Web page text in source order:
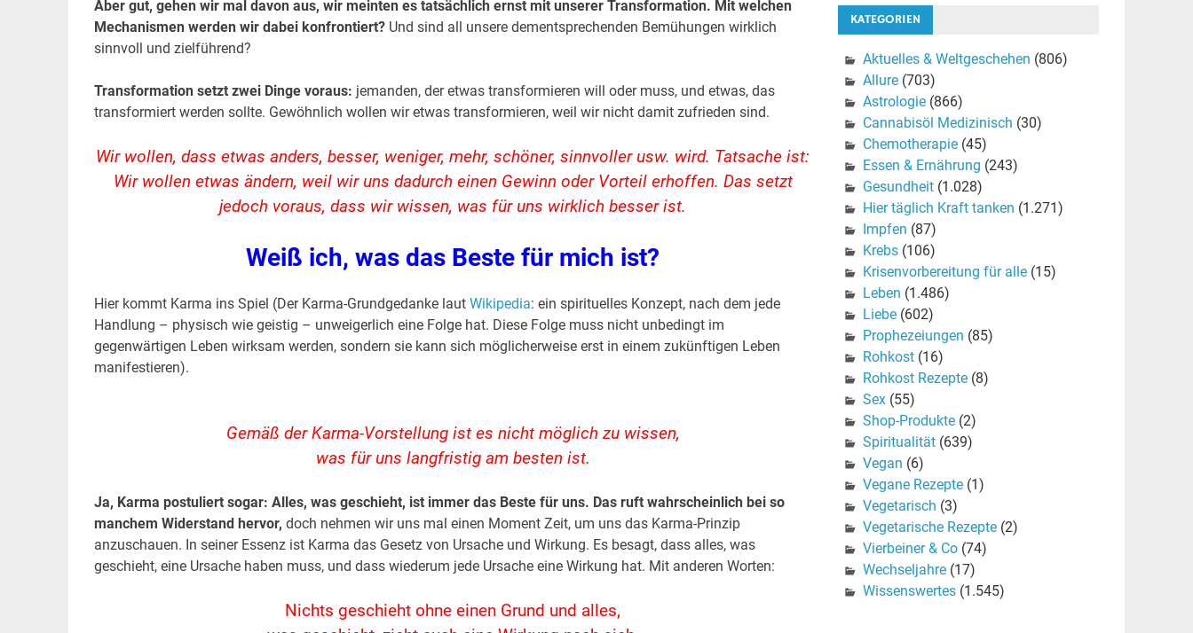
Aber gut, gehen wir mal davon aus, wir meinten es tatsächlich ernst mit unserer Transformation. Mit welchen
Mechanismen werden wir dabei konfrontiert?Und sind all unsere dementsprechenden Bemühungen wirklich
sinnvoll und zielführend?
Transformation setzt zwei Dinge voraus: jemanden, der etwas transformieren will oder muss, und etwas, das
transformiert werden sollte. Gewöhnlich wollen wir etwas transformieren, weil wir nicht damit zufrieden sind.
Wir wollen, dass etwas anders, besser, weniger, mehr, schöner, sinnvoller usw. wird. Tatsache ist:
Wir wollen etwas ändern, weil wir uns dadurch einen Gewinn oder Vorteil erhoffen. Das setzt
jedoch voraus, dass wir wissen, was für uns wirklich besser ist.
Weiß ich, was das Beste für mich ist?
Hier kommt Karma ins Spiel (Der Karma-Grundgedanke laut Wikipedia: ein spirituelles Konzept, nach dem jede
Handlung – physisch wie geistig – unweigerlich eine Folge hat. Diese Folge muss nicht unbedingt im
gegenwärtigen Leben wirksam werden, sondern sie kann sich möglicherweise erst in einem zukünftigen Leben
manifestieren).
Gemäß der Karma-Vorstellung ist es nicht möglich zu wissen,
was für uns langfristig am besten ist.
Ja, Karma postuliert sogar: Alles, was geschieht, ist immer das Beste für uns. Das ruft wahrscheinlich bei so
manchem Widerstand hervor, doch nehmen wir uns mal einen Moment Zeit, um uns das Karma-Prinzip
anzuschauen. In seiner Essenz ist Karma das Gesetz von Ursache und Wirkung. Es besagt, dass alles, was
geschieht, eine Ursache haben muss, und dass wiederum jede Ursache eine Wirkung hat. Mit anderen Worten:
Nichts geschieht ohne einen Grund und alles,
KATEGORIEN
Aktuelles & Weltgeschehen (806)
Allure(703)
Astrologie(866)
Cannabisöl Medizinisch (30)
Chemotherapie(45)
Essen & Ernährung (243)
Gesundheit(1.028)
Hier täglich Kraft tanken (1.271)
Impfen (87)
Krebs(106)
Krisenvorbereitung für alle(15)
Leben (1.486)
Liebe(602)
Prophezeiungen (85)
Rohkost(16)
Rohkost Rezepte(8)
Sex(55)
Shop-Produkte(2)
Spiritualität(639)
Vegan (6)
Vegane Rezepte(1)
Vegetarisch (3)
Vegetarische Rezepte(2)
Vierbeiner & Co(74)
Wechseljahre(17)
Wissenswertes(1.545)